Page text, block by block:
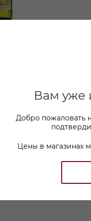
Вам уже
Добро пожаловать
Цены в магазинах
Рита
0,75л
М
1 480
По